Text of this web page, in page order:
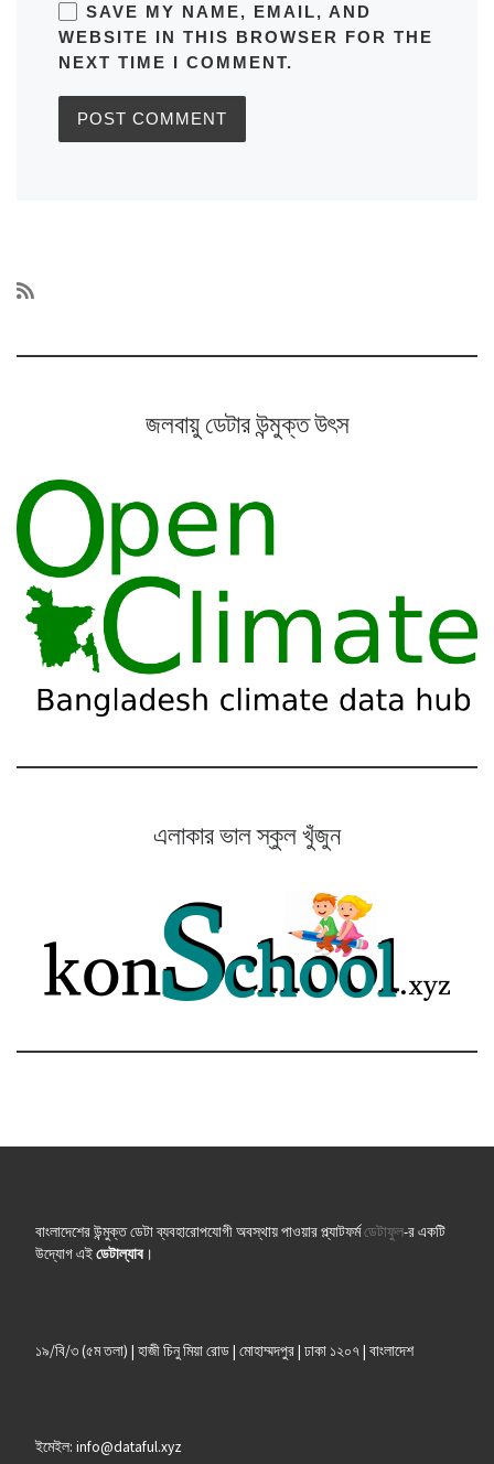
SAVE MY NAME, EMAIL, AND
WEBSITE IN THIS BROWSER FOR THE
NEXT TIME I COMMENT.
জলবায়ু ডেটার উন্মুক্ত উৎস
এলাকার ভাল স্কুল খুঁজুন
বাংলাদেশের উন্মুক্ত ডেটা ব্যবহারোপযোগী অবস্থায় পাওয়ার প্ল্যাটফর্মডেটাফুল-র একটি
উদ্যোগ এইডেটাল্যাব।
১৯/বি/৩ (৫ম তলা) | হাজী চিনু মিয়া রোড | মোহাম্মদপুর | ঢাকা ১২০৭ | বাংলাদেশ
ইমেইল: info@dataful.xyz